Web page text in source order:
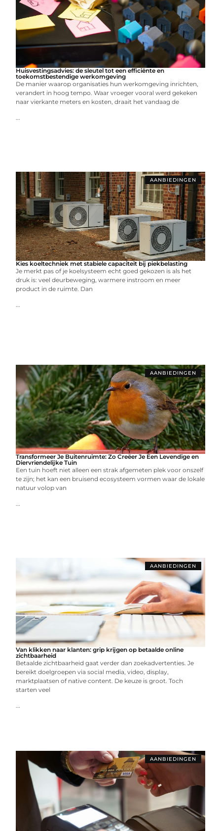
Huisvestingsadvies: de sleutel tot een efficiënte en
toekomstbestendige werkomgeving
De manier waarop organisaties hun werkomgeving inrichten,
verandert in hoog tempo. Waar vroeger vooral werd gekeken
naar vierkante meters en kosten, draait het vandaag de
...
AANBIEDINGEN
Kies koeltechniek met stabiele capaciteit bij piekbelasting
Je merkt pas of je koelsysteem echt goed gekozen is als het
druk is: veel deurbeweging, warmere instroom en meer
product in de ruimte. Dan
...
AANBIEDINGEN
Transformeer Je Buitenruimte: Zo Creëer Je Een Levendige en
Diervriendelijke Tuin
Een tuin hoeft niet alleen een strak afgemeten plek voor onszelf
te zijn; het kan een bruisend ecosysteem vormen waar de lokale
natuur volop van
...
AANBIEDINGEN
Van klikken naar klanten: grip krijgen op betaalde online
zichtbaarheid
Betaalde zichtbaarheid gaat verder dan zoekadvertenties. Je
bereikt doelgroepen via social media, video, display,
marktplaatsen of native content. De keuze is groot. Toch
starten veel
...
AANBIEDINGEN